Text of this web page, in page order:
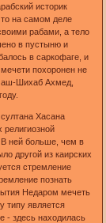
историк
на самом деле
рабами, а тело
в пустыню и
в саркофаге, и
похоронен не
аш-Шихаб Ахмед,
Хасана
религиозной
В ней больше, чем в
другой из каирских
стремление
познать
Недаром мечеть
типу является
- здесь находилась